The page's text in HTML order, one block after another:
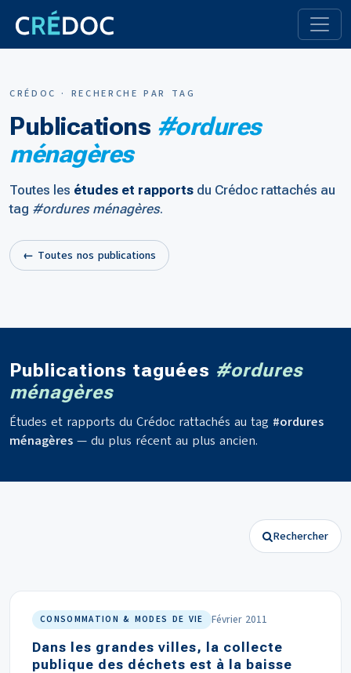
CRÉDOC · RECHERCHE PAR TAG
Publications #ordures
ménagères
Toutes les études et rapports du Crédoc rattachés au
tag #ordures ménagères.
← Toutes nos publications
Publications taguées #ordures
ménagères
Études et rapports du Crédoc rattachés au tag #ordures
ménagères — du plus récent au plus ancien.
Rechercher
CONSOMMATION & MODES DE VIE Février 2011
Dans les grandes villes, la collecte
publique des déchets est à la baisse